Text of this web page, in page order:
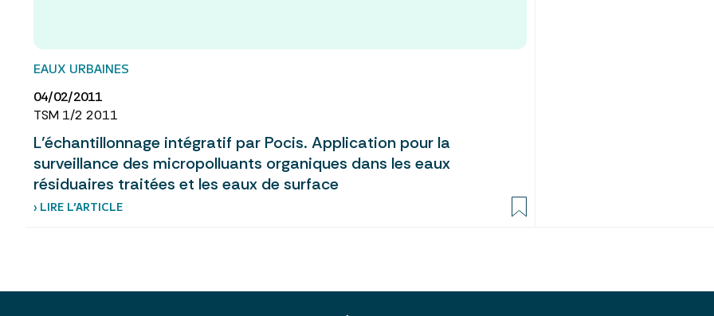
EAUX URBAINES
04/02/2011
TSM 1/2 2011
L’échantillonnage intégratif par Pocis. Application pour la
surveillance des micropolluants organiques dans les eaux
résiduaires traitées et les eaux de surface
› LIRE L’ARTICLE